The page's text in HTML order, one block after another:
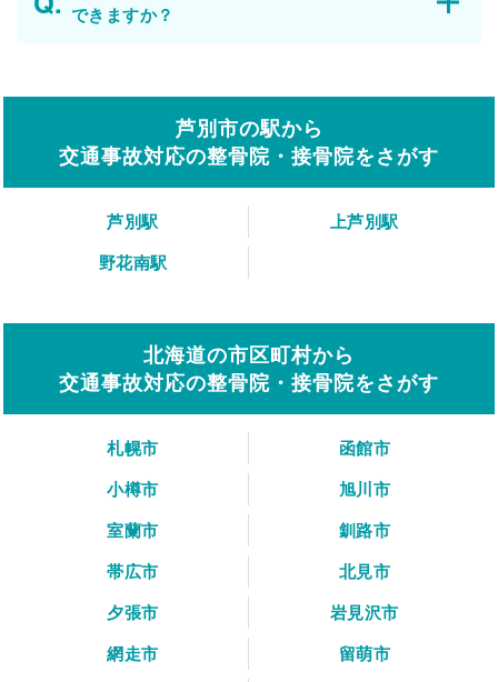
できますか？
芦別市の駅から
交通事故対応の整骨院・接骨院をさがす
芦別駅
上芦別駅
野花南駅
北海道の市区町村から
交通事故対応の整骨院・接骨院をさがす
札幌市
函館市
小樽市
旭川市
室蘭市
釧路市
帯広市
北見市
夕張市
岩見沢市
網走市
留萌市